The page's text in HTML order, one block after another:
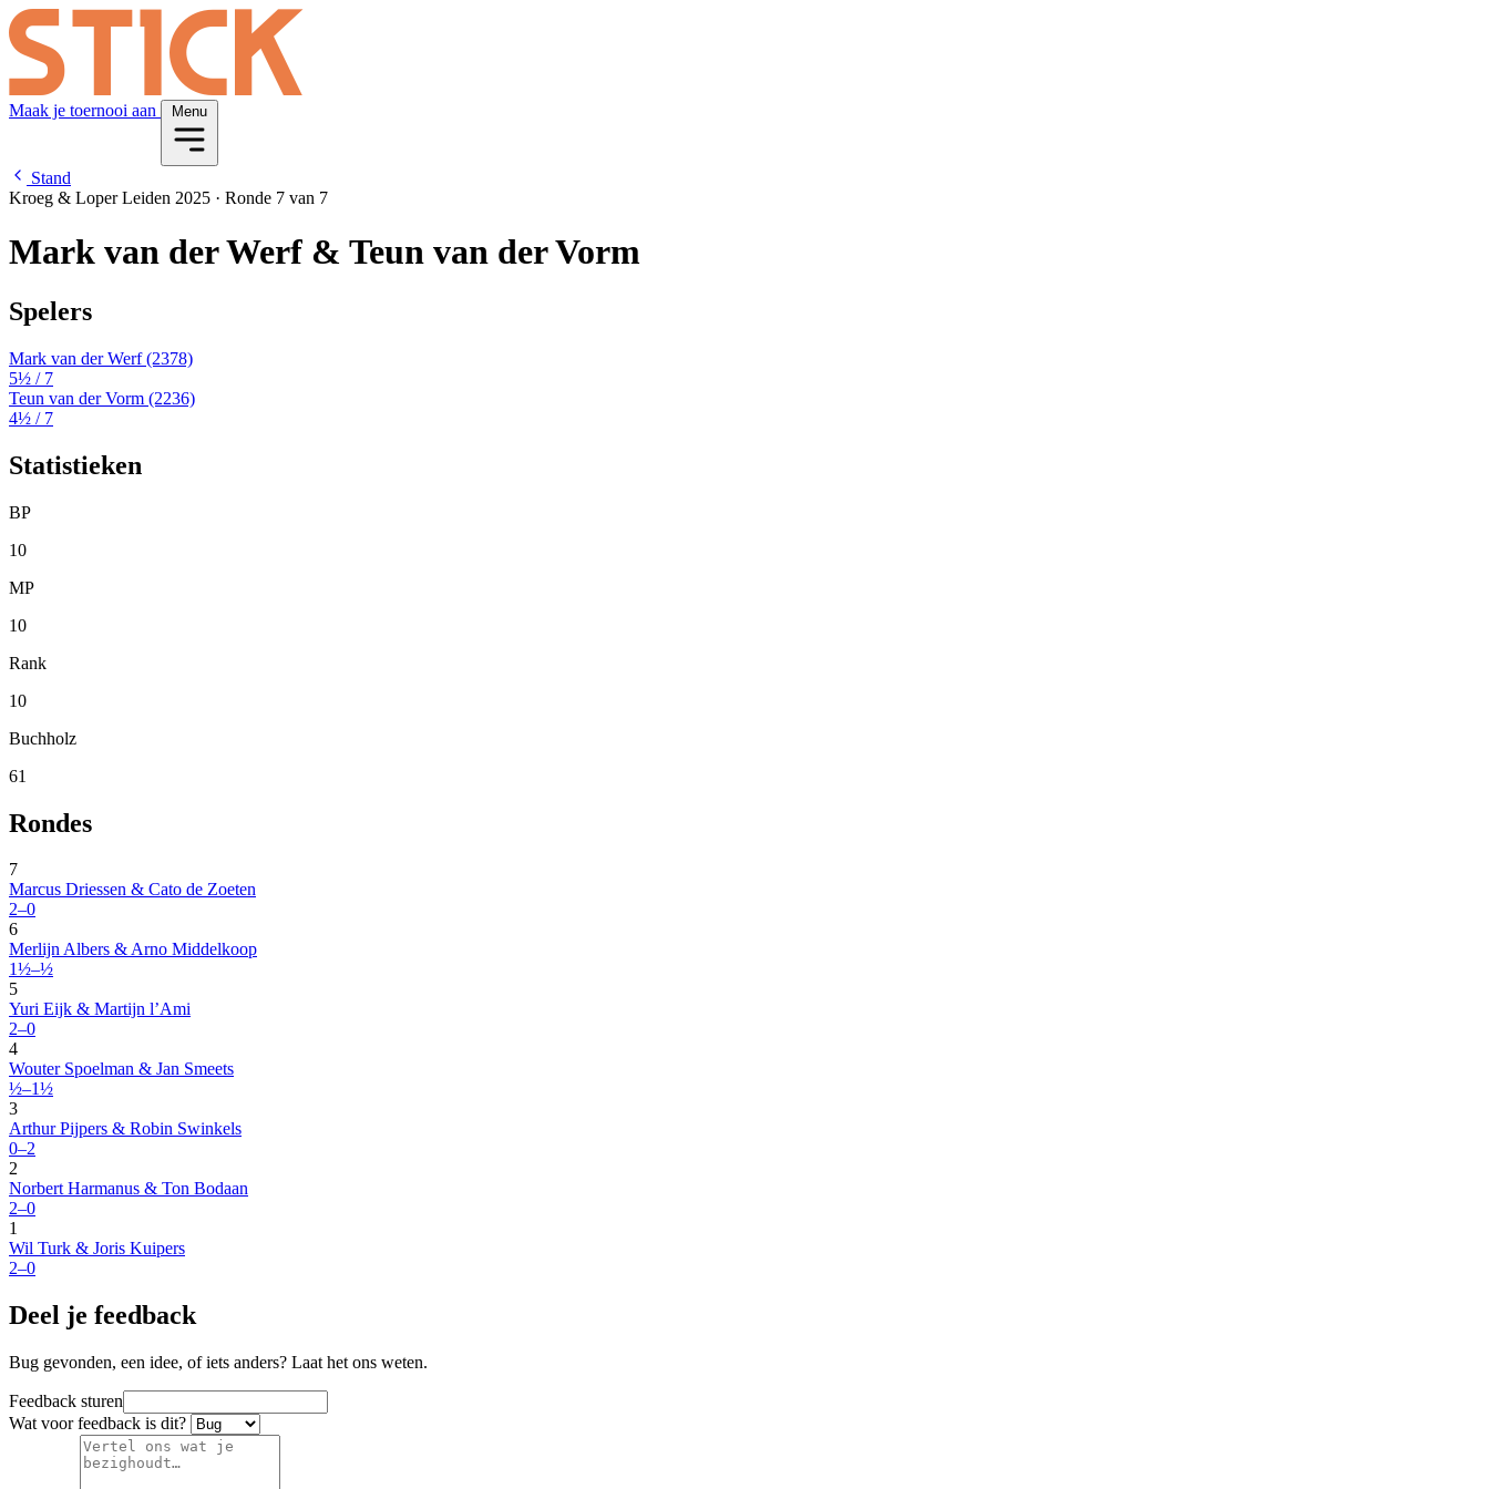
Maak je toernooi aan Menu
Stand
Kroeg & Loper Leiden 2025 · Ronde 7 van 7
Mark van der Werf & Teun van der Vorm
Spelers
Mark van der Werf(2378)
5½ / 7
Teun van der Vorm (2236)
4½ / 7
Statistieken
BP
10
MP
10
Rank
10
Buchholz
61
Rondes
7
Marcus Driessen & Cato de Zoeten
2–0
6
Merlijn Albers & Arno Middelkoop
1½–½
5
Yuri Eijk & Martijn l’Ami
2–0
4
Wouter Spoelman & Jan Smeets
½–1½
3
Arthur Pijpers & Robin Swinkels
0–2
2
Norbert Harmanus & Ton Bodaan
2–0
1
Wil Turk & Joris Kuipers
2–0
Deel je feedback
Bug gevonden, een idee, of iets anders? Laat het ons weten.
Feedback sturen
Wat voor feedback is dit?